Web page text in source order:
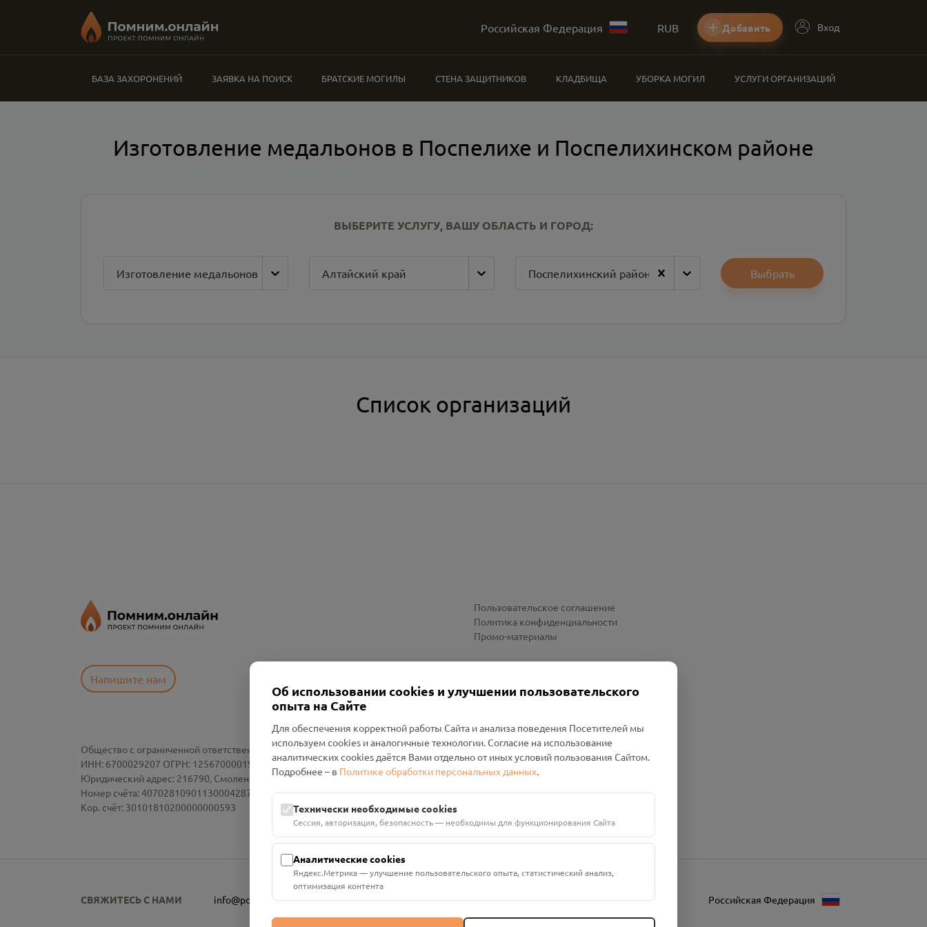
Российская Федерация RUB Добавить Вход
БАЗА ЗАХОРОНЕНИЙ ЗАЯВКА НА ПОИСК БРАТСКИЕ МОГИЛЫ СТЕНА ЗАЩИТНИКОВ КЛАДБИЩА УБОРКА МОГИЛ УСЛУГИ ОРГАНИЗАЦИЙ
Изготовление медальонов в Поспелихе и Поспелихинском районе
ВЫБЕРИТЕ УСЛУГУ, ВАШУ ОБЛАСТЬ И ГОРОД:
Изготовление медальонов Алтайский край Поспелихинский район Выбрать
Список организаций
Напишите нам
Пользовательское соглашение
Политика конфиденциальности
Промо-материалы
Общество с ограниченной ответственностью «Смоленский Проект Помним»
ИНН: 6700029207 ОГРН: 1256700001986
Юридический адрес: 216790, Смоленская область, р-н Руднянский, г. Рудня, улица Западная, д. 26А, пом. 18
Номер счёта: 40702810901130004287 в АО "АЛЬФА-БАНК"
Кор. счёт: 30101810200000000593
СВЯЖИТЕСЬ С НАМИ info@pomnim.online Российская Федерация
Об использовании cookies и улучшении пользовательского
опыта на Сайте
Для обеспечения корректной работы Сайта и анализа поведения Посетителей мы
используем cookies и аналогичные технологии. Согласие на использование
аналитических cookies даётся Вами отдельно от иных условий пользования Сайтом.
Подробнее – в Политике обработки персональных данных.
Технически необходимые cookies
Сессия, авторизация, безопасность — необходимы для функционирования Сайта
Аналитические cookies
Яндекс.Метрика — улучшение пользовательского опыта, статистический анализ,
оптимизация контента